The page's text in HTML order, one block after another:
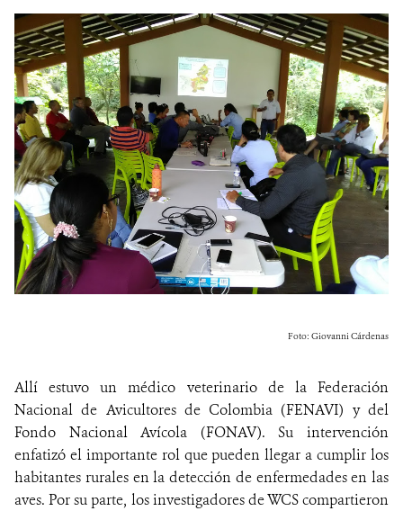
Foto: Giovanni Cárdenas
Allí estuvo un médico veterinario de la Federación
Nacional de Avicultores de Colombia (FENAVI) y del
Fondo Nacional Avícola (FONAV). Su intervención
enfatizó el importante rol que pueden llegar a cumplir los
habitantes rurales en la detección de enfermedades en las
aves. Por su parte, los investigadores de WCS compartieron